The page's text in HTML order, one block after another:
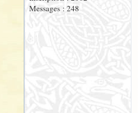
Messages : 248